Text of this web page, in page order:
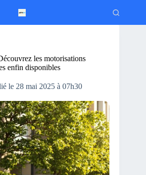
les motorisations
enfin disponibles
le 28 mai 2025 à 07h30